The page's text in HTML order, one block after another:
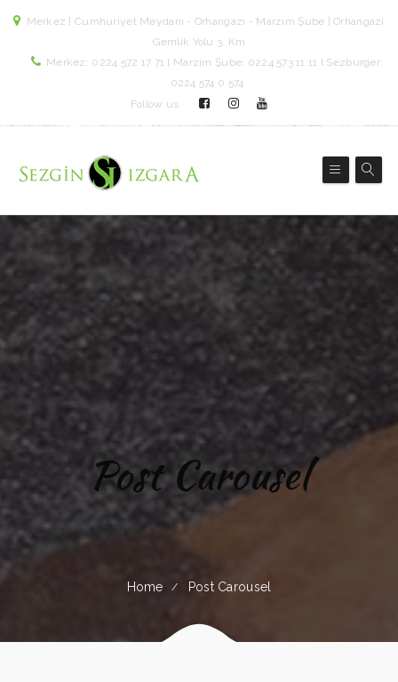
Merkez | Cumhuriyet Meydanı - Orhangazi - Marzim Şube | Orhangazi
Gemlik Yolu 3. Km
Merkez: 0224 572 17 71 l Marzim Şube: 0224 573 11 11 l Sezburger:
0224 574 0 574
Follow us
Post Carousel
Home Post Carousel